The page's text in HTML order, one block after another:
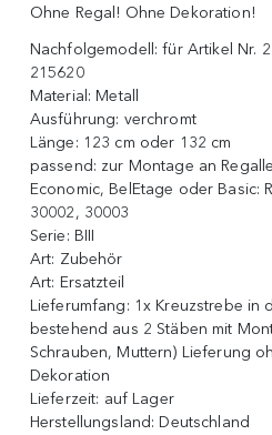
Ohne Regal! Ohne Dekoration!
Nachfolgemodell:für Artikel Nr.
215620
Material: Metall
Ausführung: verchromt
Länge: 123 cm oder 132 cm
passend: zur Montage an
Economic, BelEtage oder Basic:
30002, 30003
Serie: BIII
Art: Zubehör
Art: Ersatzteil
Lieferumfang: 1x Kreuzstrebe in
bestehend aus 2 Stäben mit
Schrauben, Muttern) Lieferung
Dekoration
Lieferzeit: auf Lager
Herstellungsland: Deutschland